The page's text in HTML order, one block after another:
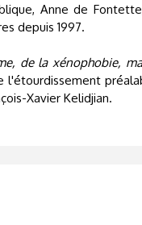
Anne de
depuis 1997.
de la xénophobie,
l'étourdissement
Xavier Kelidjian.